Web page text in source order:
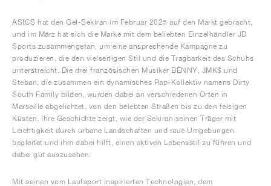
ASICS hat den Gel-Sekiran im Februar 2025 auf den Markt gebracht,
und im März hat sich die Marke mit dem beliebten Einzelhändler JD
Sports zusammengetan, um eine ansprechende Kampagne zu
produzieren, die den vielseitigen Stil und die Tragbarkeit des Schuhs
unterstreicht. Die drei französischen Musiker BENNY, JMK$ und
Steban, die zusammen ein dynamisches Rap-Kollektiv namens Dirty
South Family bilden, wurden dabei an verschiedenen Orten in
Marseille abgelichtet, von den belebten Straßen bis zu den felsigen
Küsten. Ihre Geschichte zeigt, wie der Sekiran seinen Träger mit
Leichtigkeit durch urbane Landschaften und raue Umgebungen
begleitet und ihm dabei hilft, einen aktiven Lebensstil zu führen und
dabei gut auszusehen.
Mit seinen vom Laufsport inspirierten Technologien, dem